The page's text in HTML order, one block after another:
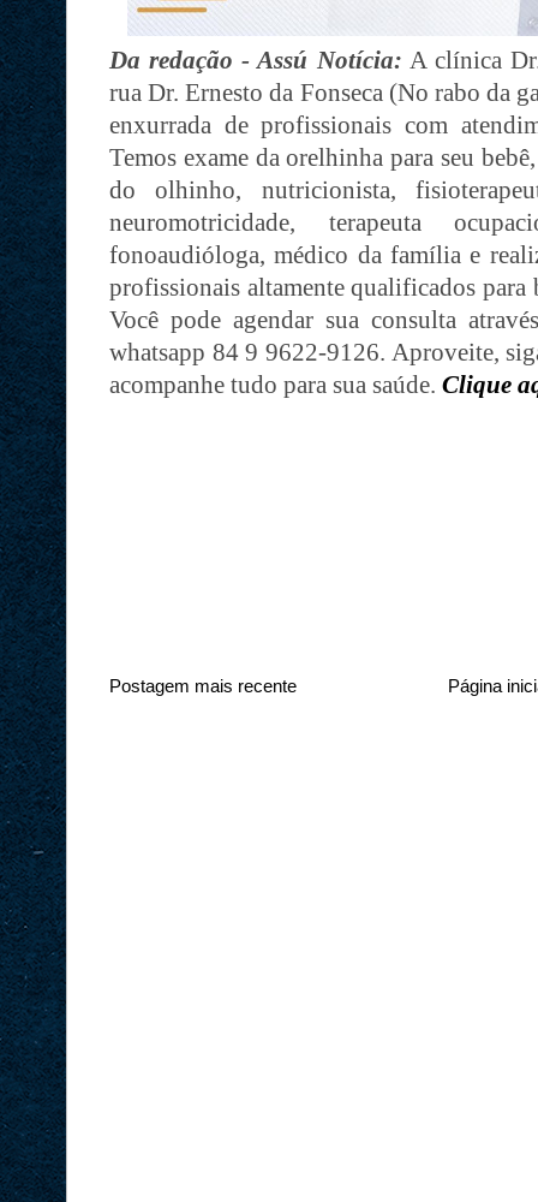
Da redação - Assú Notícia: A clínica
rua Dr. Ernesto da Fonseca (No rabo da
enxurrada de profissionais com
Temos exame da orelhinha para seu
do olhinho, nutricionista,
neuromotricidade, terapeuta
fonoaudióloga, médico da família e
profissionais altamente qualificados
Você pode agendar sua consulta
whatsapp 84 9 9622-9126. Aproveite,
acompanhe tudo para sua saúde. Clique
Postagem mais recente Página